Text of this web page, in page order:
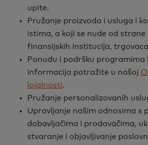
upite.
Pružanje proizvoda i usluga i
istima, a koji se nude od
finansijskih institucija,
Ponudu i podršku programima
informacija potražite u našoj
lojalnosti.
Pružanje personalizovanih
Upravljanje našim odnosima s
dobavljačima i prodavačima,
stvaranje i objavljivanje